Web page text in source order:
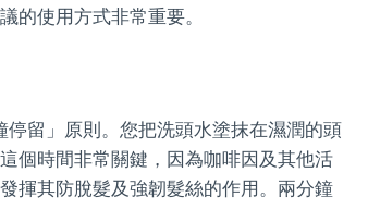
的使用方式非常重要。
留」原則。您把洗頭水塗抹在濕潤的頭
個時間非常關鍵，因為咖啡因及其他活
揮其防脫髮及強韌髮絲的作用。兩分鐘